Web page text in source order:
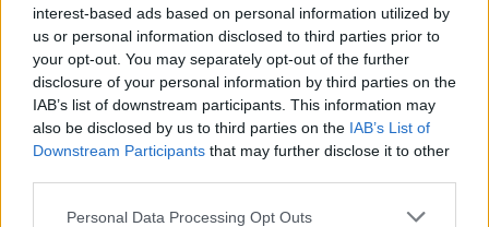
interest-based ads based on personal information utilized by
us or personal information disclosed to third parties prior to
your opt-out. You may separately opt-out of the further
disclosure of your personal information by third parties on the
IAB’s list of downstream participants. This information may
also be disclosed by us to third parties on the IAB’s List of
Downstream Participants that may further disclose it to other
Personal Data Processing Opt Outs
Vrasja e 14-vjeçarit/ Nuk
ndalen protestat,
lajmërohet marshimi i
radhës